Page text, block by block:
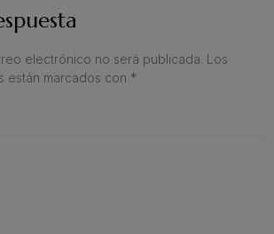
electrónico no será publicada. Los
están marcados con *